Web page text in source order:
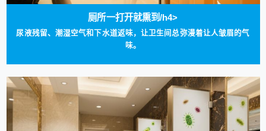
厕所一打开就熏到/h4>
尿液残留、潮湿空气和下水道返味，让卫生间总弥漫着让人皱眉的气
味。